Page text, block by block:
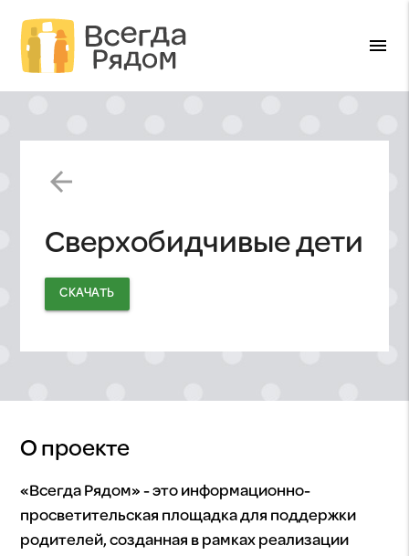
menu
arrow_back
Сверхобидчивые дети
СКАЧАТЬ
О проекте
«Всегда Рядом» - это информационно-
просветительская площадка для поддержки
родителей, созданная в рамках реализации